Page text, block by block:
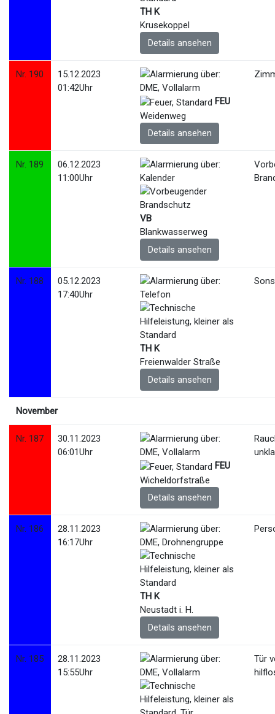
TH K
Krusekoppel
Details ansehen
Nr. 190
15.12.2023
01:42Uhr
FEU
Weidenweg
Details ansehen
Nr. 189
06.12.2023
11:00Uhr
VB
Blankwasserweg
Details ansehen
Nr. 188
05.12.2023
17:40Uhr
TH K
Freienwalder Straße
Details ansehen
November
Nr. 187
30.11.2023
06:01Uhr
FEU
Wicheldorfstraße
Details ansehen
Nr. 186
28.11.2023
16:17Uhr
TH K
Neustadt i. H.
Details ansehen
Nr. 185
28.11.2023
15:55Uhr
Tür